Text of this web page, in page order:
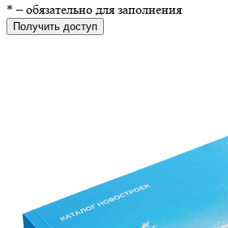
* – обязательно для заполнения
Получить доступ